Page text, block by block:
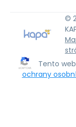
©
Tento
ochrany